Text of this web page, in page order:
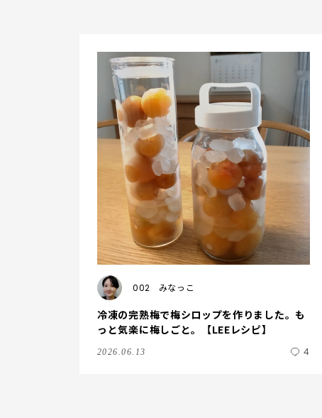
002 みなっこ
冷凍の完熟梅で梅シロップを作りました。も
っと気楽に梅しごと。【LEEレシピ】
2026.06.13 4